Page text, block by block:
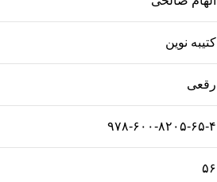
کتیبه نوین
رقعی
۹۷۸-۶۰۰-۸۲۰۵-۶۵-۴
۵۶